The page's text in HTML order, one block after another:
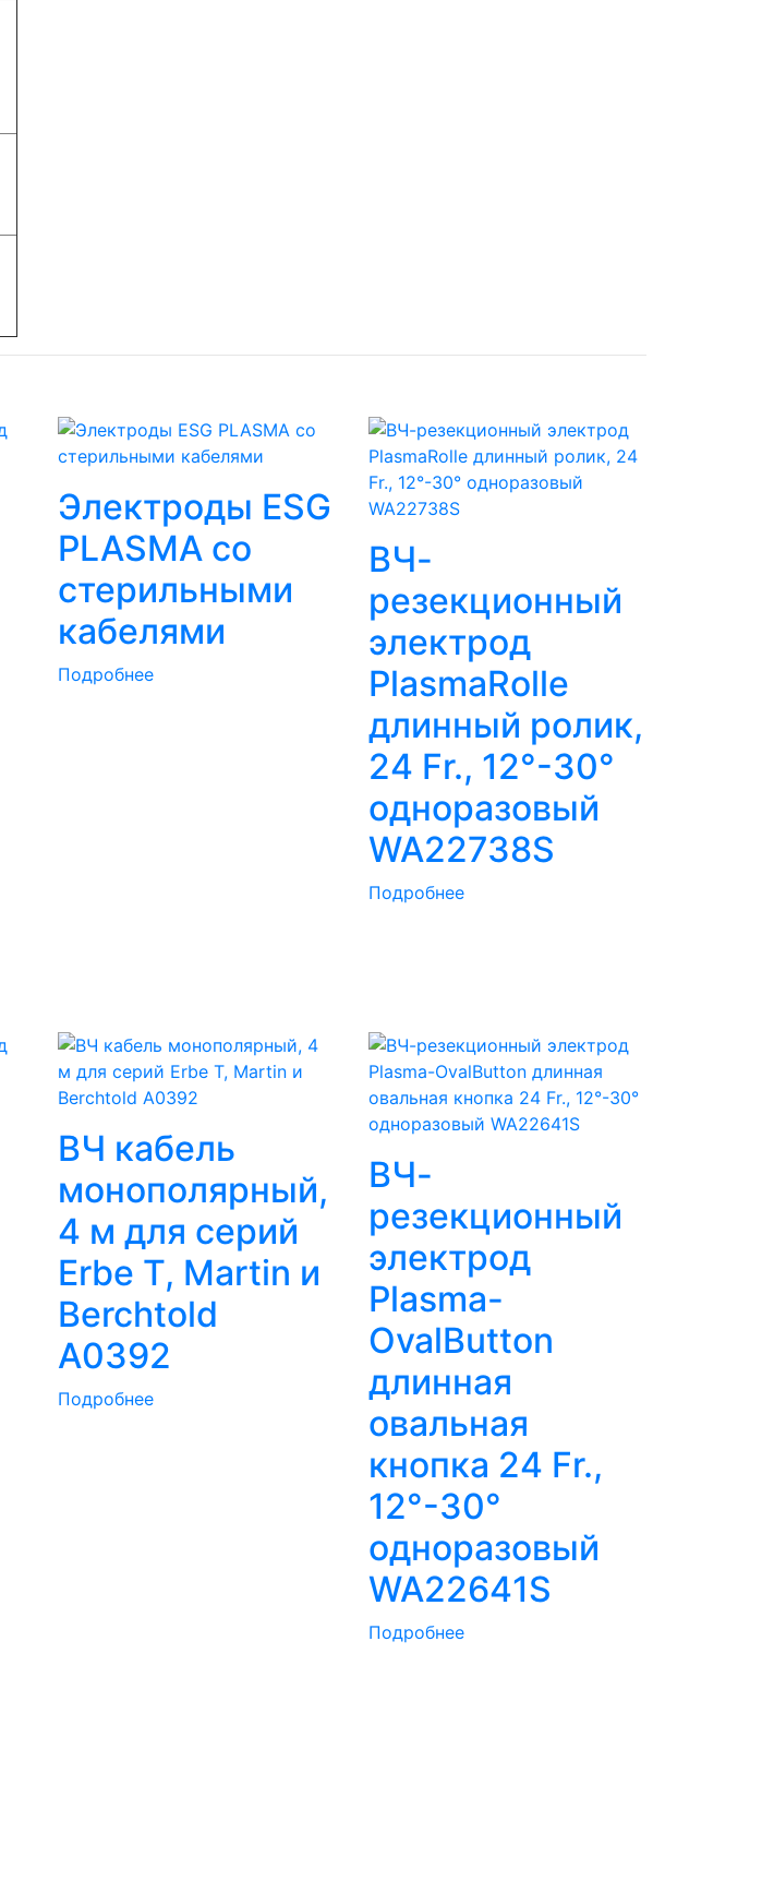
Электроды ESG
PLASMA со
стерильными
кабелями
Подробнее
ВЧ-
резекционный
электрод
PlasmaRolle
длинный ролик,
24 Fr., 12°-30°
одноразовый
WA22738S
Подробнее
ВЧ кабель
монополярный,
4 м для серий
Erbe T, Martin и
Berchtold
A0392
Подробнее
ВЧ-
резекционный
электрод
Plasma-
OvalButton
длинная
овальная
кнопка 24 Fr.,
12°-30°
одноразовый
WA22641S
Подробнее